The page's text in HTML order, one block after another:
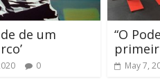
de um
0
“O
May 7,